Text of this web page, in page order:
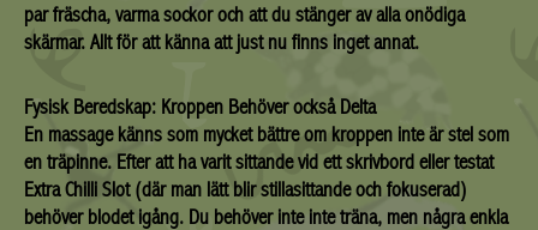
par fräscha, varma sockor och att du stänger av alla onödiga
skärmar. Allt för att känna att just nu finns inget annat.
Fysisk Beredskap: Kroppen Behöver också Delta
En massage känns som mycket bättre om kroppen inte är stel som
en träpinne. Efter att ha varit sittande vid ett skrivbord eller testat
Extra Chilli Slot (där man lätt blir stillasittande och fokuserad)
behöver blodet igång. Du behöver inte inte träna, men några enkla